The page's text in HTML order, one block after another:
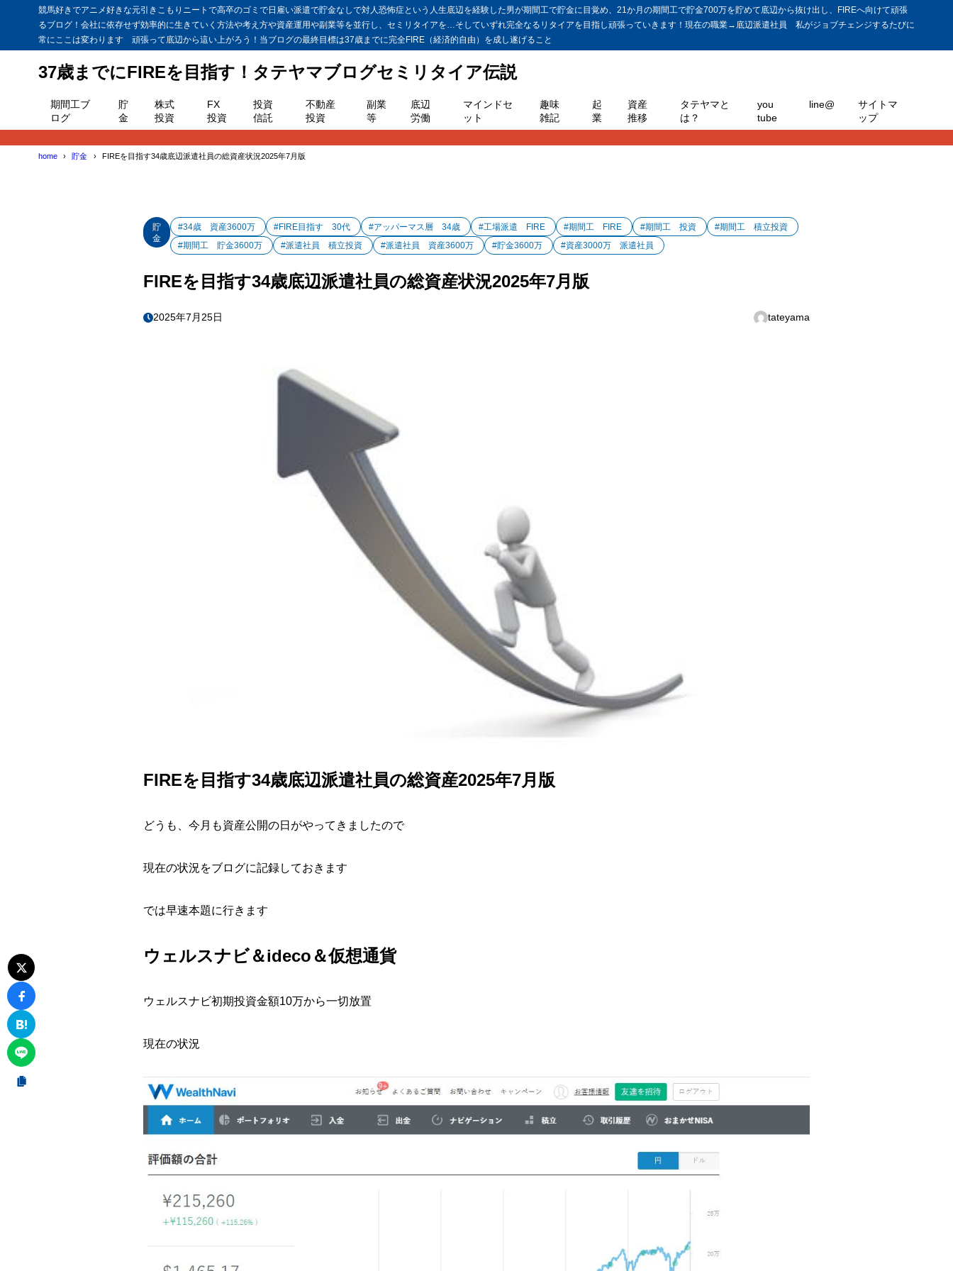
競馬好きでアニメ好きな元引きこもりニートで高卒のゴミで日雇い派遣で貯金なしで対人恐怖症という人生底辺を経験した男が期間工で貯金に目覚め、21か月の期間工で貯金700万を貯めて底辺から抜け出し、FIREへ向けて頑張
るブログ！会社に依存せず効率的に生きていく方法や考え方や資産運用や副業等を並行し、セミリタイアを…そしていずれ完全なるリタイアを目指し頑張っていきます！現在の職業→底辺派遣社員 私がジョブチェンジするたびに
常にここは変わります 頑張って底辺から這い上がろう！当ブログの最終目標は37歳までに完全FIRE（経済的自由）を成し遂げること
37歳までにFIREを目指す！タテヤマブログセミリタイア伝説
期間工ブ
ログ
貯
金
株式
投資
FX
投資
投資
信託
不動産
投資
副業
等
底辺
労働
マインドセ
ット
趣味
雑記
起
業
資産
推移
タテヤマと
は？
you
tube
line@
サイトマ
ップ
home 貯金 FIREを目指す34歳底辺派遣社員の総資産状況2025年7月版
貯
金
#34歳 資産3600万 #FIRE目指す 30代 #アッパーマス層 34歳 #工場派遣 FIRE #期間工 FIRE #期間工 投資
#期間工 積立投資
#期間工 貯金3600万
#派遣社員 積立投資 #派遣社員 資産3600万 #貯金3600万 #資産3000万 派遣社員
FIREを目指す34歳底辺派遣社員の総資産状況2025年7月版
2025年7月25日 tateyama
FIREを目指す34歳底辺派遣社員の総資産2025年7月版
どうも、今月も資産公開の日がやってきましたので
現在の状況をブログに記録しておきます
では早速本題に行きます
ウェルスナビ＆ideco＆仮想通貨
ウェルスナビ初期投資金額10万から一切放置
現在の状況